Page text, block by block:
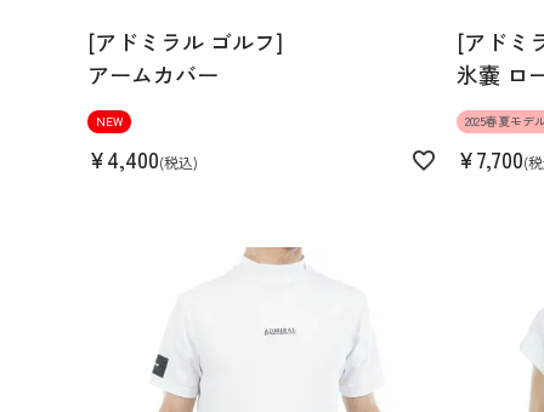
[アドミラル ゴルフ]
アームカバー
NEW
¥4,400 税込
[アドミ
氷嚢 ロ
2025春夏モデ
¥7,700